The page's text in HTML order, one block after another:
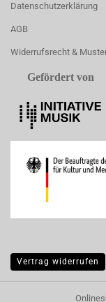
Datenschutzerklärung
AGB
Widerrufsrecht &
Gefördert von
Vertrag widerrufen